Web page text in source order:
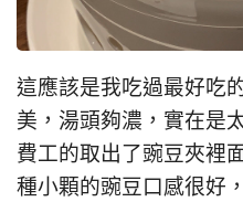
這應該是我吃過最好吃
美，湯頭夠濃，實在是
費工的取出了豌豆夾裡
種小顆的豌豆口感很好